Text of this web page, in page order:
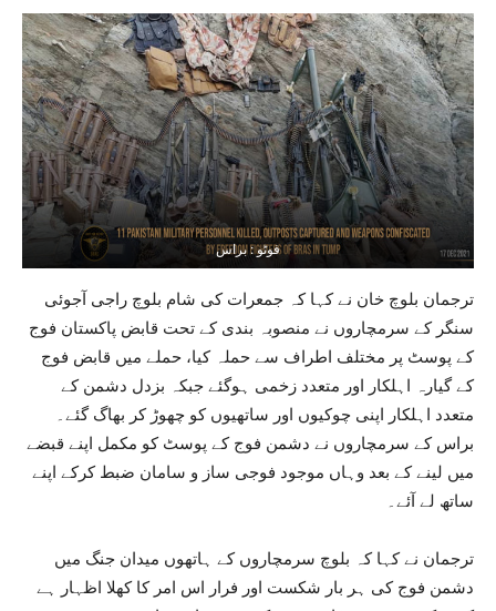
فوٹو : براس
ترجمان بلوچ خان نے کہا کہ جمعرات کی شام بلوچ راجی آجوئی
سنگر کے سرمچاروں نے منصوبہ بندی کے تحت قابض پاکستان فوج
کے پوسٹ پر مختلف اطراف سے حملہ کیا، حملے میں قابض فوج
کے گیارہ اہلکار اور متعدد زخمی ہوگئے جبکہ بزدل دشمن کے
متعدد اہلکار اپنی چوکیوں اور ساتھیوں کو چھوڑ کر بھاگ گئے۔
براس کے سرمچاروں نے دشمن فوج کے پوسٹ کو مکمل اپنے قبضے
میں لینے کے بعد وہاں موجود فوجی ساز و سامان ضبط کرکے اپنے
ساتھ لے آئے۔
ترجمان نے کہا کہ بلوچ سرمچاروں کے ہاتھوں میدان جنگ میں
دشمن فوج کی ہر بار شکست اور فرار اس امر کا کھلا اظہار ہے